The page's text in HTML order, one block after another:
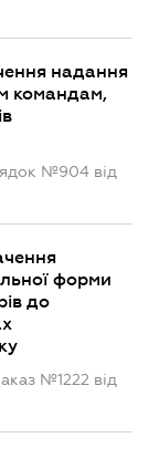
надання
командам,
№904 від
форми
до
№1222 від